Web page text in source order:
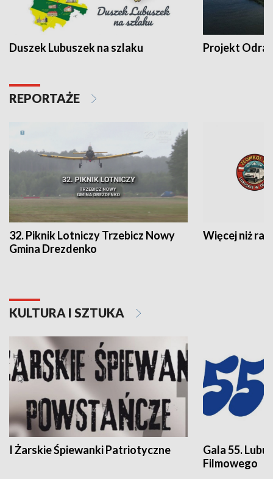
Duszek Lubuszek na szlaku Projekt Odra
REPORTAŻE
32. Piknik Lotniczy Trzebicz Nowy
Gmina Drezdenko
Więcej niż rajd
KULTURA I SZTUKA
I Żarskie Śpiewanki Patriotyczne
Gala 55.
Filmowego